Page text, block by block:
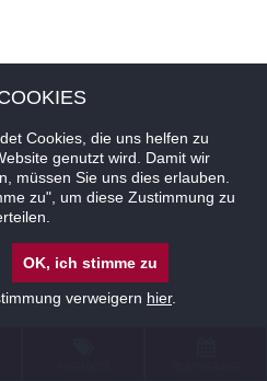
Cookies, die uns helfen zu
genutzt wird. Damit wir
müssen Sie uns dies erlauben.
zu", um diese Zustimmung zu
OK, ich stimme zu
verweigern hier.